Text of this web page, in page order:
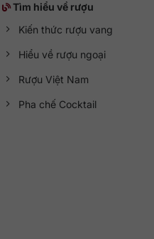
Tìm hiểu về rượu
Kiến thức rượu vang
Hiểu về rượu ngoại
Rượu Việt Nam
Pha chế Cocktail